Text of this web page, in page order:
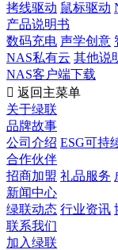
拷线驱动 鼠标驱动
产品说明书
数码充电 声学创意
NAS私有云 其他说
NAS客户端下载
 返回主菜单
关于绿联
品牌故事
公司介绍 ESG可持
合作伙伴
招商加盟 礼品服务
新闻中心
绿联动态 行业资讯
联系我们
加入绿联